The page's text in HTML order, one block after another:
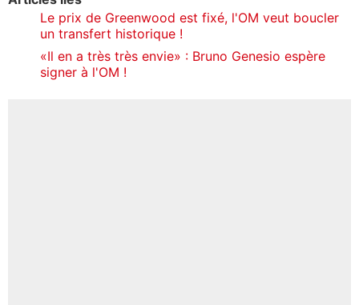
Le prix de Greenwood est fixé, l'OM veut boucler
un transfert historique !
«Il en a très très envie» : Bruno Genesio espère
signer à l'OM !